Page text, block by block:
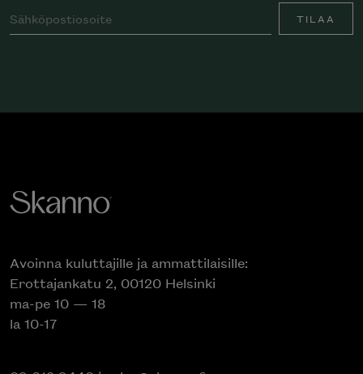
TILAA
Avoinna kuluttajille ja ammattilaisille:
Erottajankatu 2, 00120 Helsinki
ma-pe 10 — 18
la 10-17